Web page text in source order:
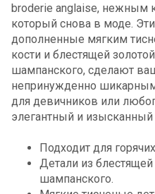
broderie anglaise, нежным
который снова в моде.
дополненные мягким
кости и блестящей
шампанского, сделают
непринужденно
для девичников или
элегантный и изысканный
Подходит для
Детали из
шампанского.